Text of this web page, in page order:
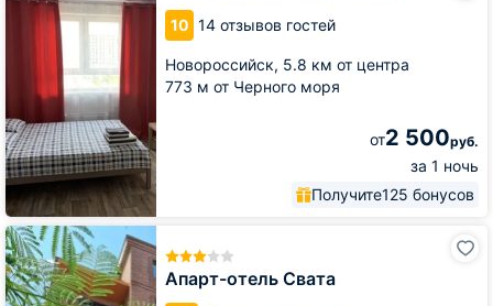
10 14 отзывов гостей
Новороссийск, 5.8 км от центра
773 м от Черного моря
от2 500руб.
за 1 ночь
Получите125 бонусов
House
Апарт-отель Свата
Апарт-
отель
Свата